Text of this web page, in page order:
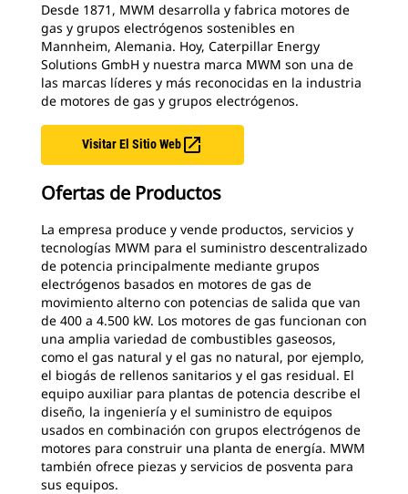
Desde 1871, MWM desarrolla y fabrica motores de
gas y grupos electrógenos sostenibles en
Mannheim, Alemania. Hoy, Caterpillar Energy
Solutions GmbH y nuestra marca MWM son una de
las marcas líderes y más reconocidas en la industria
de motores de gas y grupos electrógenos.
Visitar El Sitio Web
Ofertas de Productos
La empresa produce y vende productos, servicios y
tecnologías MWM para el suministro descentralizado
de potencia principalmente mediante grupos
electrógenos basados en motores de gas de
movimiento alterno con potencias de salida que van
de 400 a 4.500 kW. Los motores de gas funcionan con
una amplia variedad de combustibles gaseosos,
como el gas natural y el gas no natural, por ejemplo,
el biogás de rellenos sanitarios y el gas residual. El
equipo auxiliar para plantas de potencia describe el
diseño, la ingeniería y el suministro de equipos
usados en combinación con grupos electrógenos de
motores para construir una planta de energía. MWM
también ofrece piezas y servicios de posventa para
sus equipos.